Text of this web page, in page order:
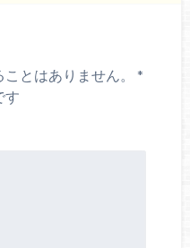
とはありません。
*
す